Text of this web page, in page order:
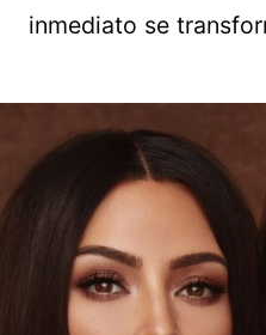
inmediato se